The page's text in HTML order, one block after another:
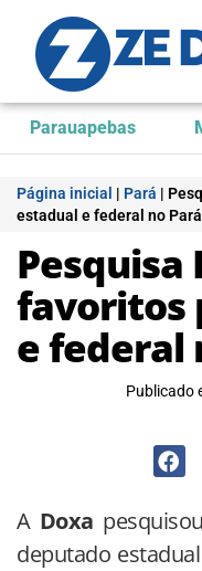
Parauapebas
Página inicial | Pará |
estadual e federal no Pará
Pesquisa
favoritos
e federal
Publicado
A Doxa
deputado